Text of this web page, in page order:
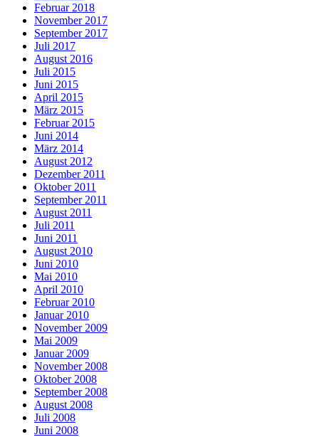
Februar 2018
November 2017
September 2017
Juli 2017
August 2016
Juli 2015
Juni 2015
April 2015
März 2015
Februar 2015
Juni 2014
März 2014
August 2012
Dezember 2011
Oktober 2011
September 2011
August 2011
Juli 2011
Juni 2011
August 2010
Juni 2010
Mai 2010
April 2010
Februar 2010
Januar 2010
November 2009
Mai 2009
Januar 2009
November 2008
Oktober 2008
September 2008
August 2008
Juli 2008
Juni 2008